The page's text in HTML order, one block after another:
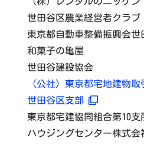
世田谷区農業経営者クラブ
東京都自動車整備振興会世
和菓子の亀屋
世田谷建設協会
（公社）東京都宅地建物
世田谷区支部
東京都宅建協同組合第10支
ハウジングセンター株式